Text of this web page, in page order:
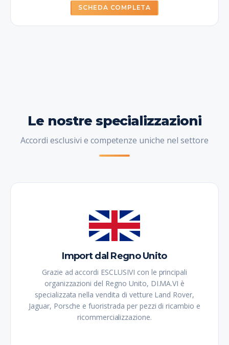
SCHEDA COMPLETA
Le nostre specializzazioni
Accordi esclusivi e competenze uniche nel settore
Import dal Regno Unito
Grazie ad accordi ESCLUSIVI con le principali
organizzazioni del Regno Unito, DI.MA.VI è
specializzata nella vendita di vetture Land Rover,
Jaguar, Porsche e fuoristrada per pezzi di ricambio e
ricommercializzazione.